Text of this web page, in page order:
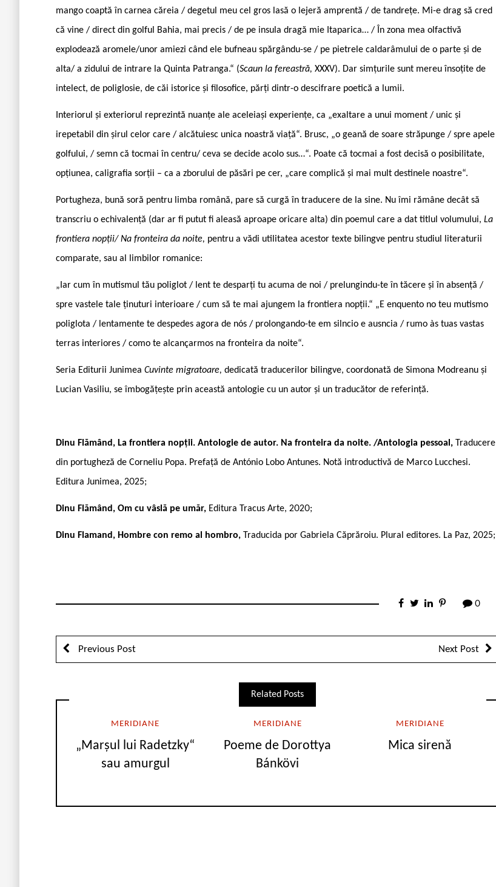
mango coaptă în carnea căreia / degetul meu cel gros lasă o lejeră amprentă / de tandrețe. Mi-e drag să cred
că vine / direct din golful Bahia, mai precis / de pe insula dragă mie Itaparica… / În zona mea olfactivă
explodează aromele/unor amiezi când ele bufneau spărgându-se / pe pietrele caldarâmului de o parte și de
alta/ a zidului de intrare la Quinta Patranga.“ (Scaun la fereastră, XXXV). Dar simțurile sunt mereu însoțite de
intelect, de poliglosie, de căi istorice și filosofice, părți dintr-o descifrare poetică a lumii.
Interiorul și exteriorul reprezintă nuanțe ale aceleiași experiențe, ca „exaltare a unui moment / unic și
irepetabil din șirul celor care / alcătuiesc unica noastră viață“. Brusc, „o geană de soare străpunge / spre apele
golfului, / semn că tocmai în centru/ ceva se decide acolo sus…“. Poate că tocmai a fost decisă o posibilitate,
opțiunea, caligrafia sorții – ca a zborului de păsări pe cer, „care complică și mai mult destinele noastre“.
Portugheza, bună soră pentru limba română, pare să curgă în traducere de la sine. Nu îmi rămâne decât să
transcriu o echivalență (dar ar fi putut fi aleasă aproape oricare alta) din poemul care a dat titlul volumului, La
frontiera nopții/ Na fronteira da noite, pentru a vădi utilitatea acestor texte bilingve pentru studiul literaturii
comparate, sau al limbilor romanice:
„Iar cum în mutismul tău poliglot / lent te desparți tu acuma de noi / prelungindu-te în tăcere și în absență /
spre vastele tale ținuturi interioare / cum să te mai ajungem la frontiera nopții.“ „E enquento no teu mutismo
poliglota / lentamente te despedes agora de nós / prolongando-te em silncio e ausncia / rumo às tuas vastas
terras interiores / como te alcançarmos na fronteira da noite“.
Seria Editurii Junimea Cuvinte migratoare, dedicată traducerilor bilingve, coordonată de Simona Modreanu și
Lucian Vasiliu, se îmbogățește prin această antologie cu un autor și un traducător de referință.
Dinu Flămând, La frontiera nopții. Antologie de autor. Na fronteira da noite. /Antologia pessoal, Traducere
din portugheză de Corneliu Popa. Prefață de António Lobo Antunes. Notă introductivă de Marco Lucchesi.
Editura Junimea, 2025;
Dinu Flămând, Om cu vâslă pe umăr, Editura Tracus Arte, 2020;
Dinu Flamand, Hombre con remo al hombro, Traducida por Gabriela Căprăroiu. Plural editores. La Paz, 2025;
0
Previous Post Next Post
Related Posts
MERIDIANE
„Marşul lui Radetzky“
sau amurgul
MERIDIANE
Poeme de Dorottya
Bánkövi
MERIDIANE
Mica sirenă